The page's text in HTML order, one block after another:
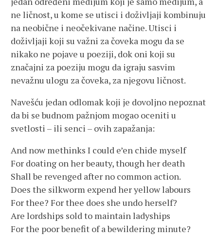
ne ličnost, u kome se utisci i doživljaji kombinuju
na neobične i neočekivane načine. Utisci i
doživljaji koji su važni za čoveka mogu da se
nikako ne pojave u poeziji, dok oni koji su
značajni za poeziju mogu da igraju sasvim
nevažnu ulogu za čoveka, za njegovu ličnost.
Navešću jedan odlomak koji je dovoljno nepoznat
da bi se budnom pažnjom mogao oceniti u
svetlosti – ili senci – ovih zapažanja:
And now methinks I could e’en chide myself
For doating on her beauty, though her death
Shall be revenged after no common action.
Does the silkworm expend her yellow labours
For thee? For thee does she undo herself?
Are lordships sold to maintain ladyships
For the poor benefit of a bewildering minute?